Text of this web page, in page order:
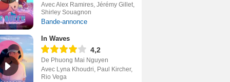
Avec Alex Ramires, Jérémy Gillet,
Shirley Souagnon
Bande-annonce
In Waves
4,2
De Phuong Mai Nguyen
Avec Lyna Khoudri, Paul Kircher,
Rio Vega